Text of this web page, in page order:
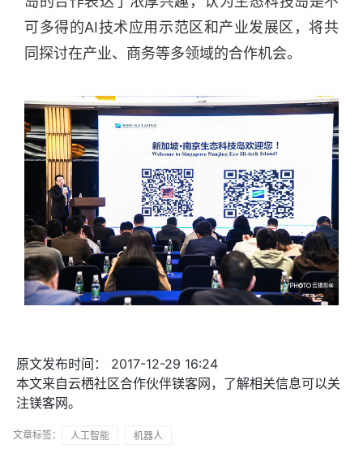
可多得的AI技术应用示范区和产业发展区，将共
同探讨在产业、商务等多领域的合作机会。
原文发布时间： 2017-12-29 16:24
本文来自云栖社区合作伙伴镁客网，了解相关信息可以关
注镁客网。
文章标签： 人工智能
机器人